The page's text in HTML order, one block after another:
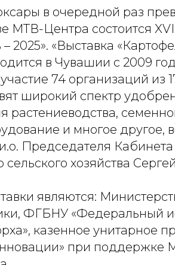
в очередной раз
МТВ-Центра состоится
2025». «Выставка
в Чувашии с 2009
74 организаций из
широкий спектр
растениеводства,
и многое другое,
Председателя
хозяйства
являются:
ФГБНУ «Федеральный
казенное унитарное
при поддержке